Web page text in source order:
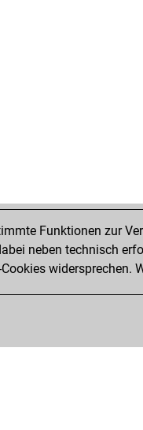
Funktionen zur
neben technisch
widersprechen.